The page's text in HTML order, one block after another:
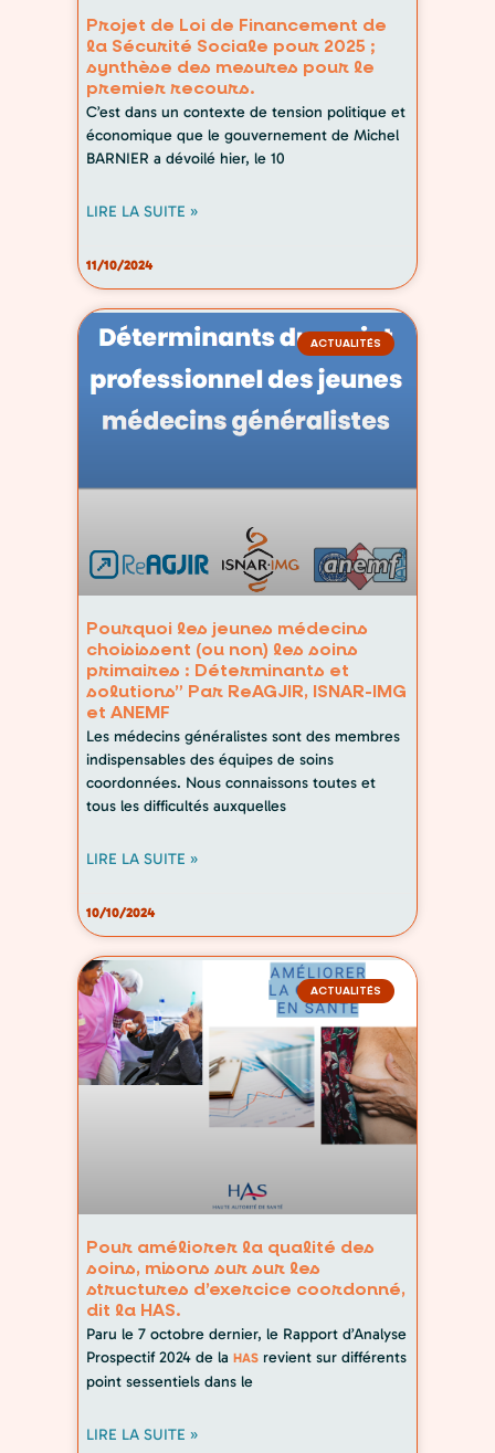
Projet de Loi de Financement de
la Sécurité Sociale pour 2025 ;
synthèse des mesures pour le
premier recours.
C’est dans un contexte de tension politique et
économique que le gouvernement de Michel
BARNIER a dévoilé hier, le 10
LIRE LA SUITE »
11/10/2024
ACTUALITÉS
Pourquoi les jeunes médecins
choisissent (ou non) les soins
primaires : Déterminants et
solutions” Par ReAGJIR, ISNAR-IMG
et ANEMF
Les médecins généralistes sont des membres
indispensables des équipes de soins
coordonnées. Nous connaissons toutes et
tous les difficultés auxquelles
LIRE LA SUITE »
10/10/2024
ACTUALITÉS
Pour améliorer la qualité des
soins, misons sur sur les
structures d’exercice coordonné,
dit la HAS.
Paru le 7 octobre dernier, le Rapport d’Analyse
Prospectif 2024 de la HAS revient sur différents
point sessentiels dans le
LIRE LA SUITE »